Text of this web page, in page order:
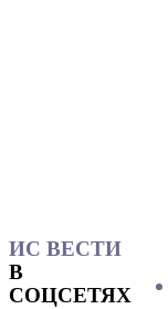
ИС ВЕСТИ
В
СОЦСЕТЯХ